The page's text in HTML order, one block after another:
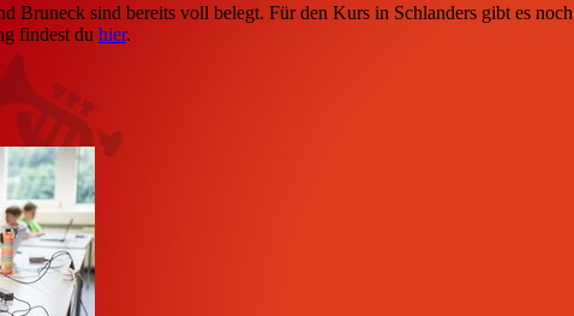
Bruneck sind bereits voll belegt. Für den Kurs in Schlanders gibt es
findest du hier.